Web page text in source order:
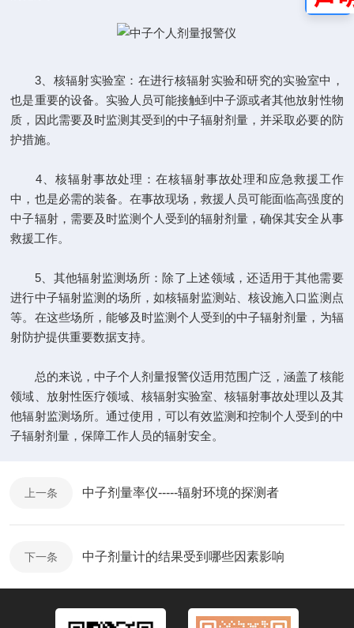
3、核辐射实验室：在进行核辐射实验和研究的实验室中，
也是重要的设备。实验人员可能接触到中子源或者其他放射性物
质，因此需要及时监测其受到的中子辐射剂量，并采取必要的防
护措施。
4、核辐射事故处理：在核辐射事故处理和应急救援工作
中，也是必需的装备。在事故现场，救援人员可能面临高强度的
中子辐射，需要及时监测个人受到的辐射剂量，确保其安全从事
救援工作。
5、其他辐射监测场所：除了上述领域，还适用于其他需要
进行中子辐射监测的场所，如核辐射监测站、核设施入口监测点
等。在这些场所，能够及时监测个人受到的中子辐射剂量，为辐
射防护提供重要数据支持。
总的来说，中子个人剂量报警仪适用范围广泛，涵盖了核能
领域、放射性医疗领域、核辐射实验室、核辐射事故处理以及其
他辐射监测场所。通过使用，可以有效监测和控制个人受到的中
子辐射剂量，保障工作人员的辐射安全。
上一条 中子剂量率仪-----辐射环境的探测者
下一条 中子剂量计的结果受到哪些因素影响